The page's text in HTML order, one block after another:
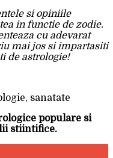
si opiniile
in functie de zodie.
cu adevarat
mai jos si impartasiti
de astrologie!
sanatate
populare si
stiintifice.